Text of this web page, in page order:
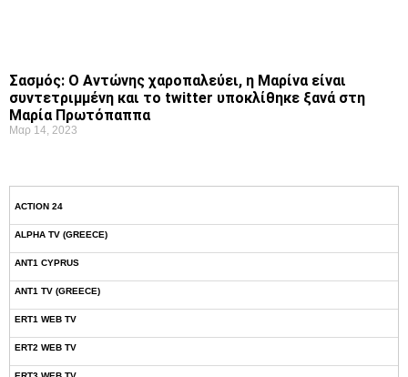
Σασμός: Ο Αντώνης χαροπαλεύει, η Μαρίνα είναι
συντετριμμένη και το twitter υποκλίθηκε ξανά στη
Μαρία Πρωτόπαππα
Μαρ 14, 2023
ACTION 24
ALPHA TV (GREECE)
ANT1 CYPRUS
ANT1 TV (GREECE)
ERT1 WEB TV
ERT2 WEB TV